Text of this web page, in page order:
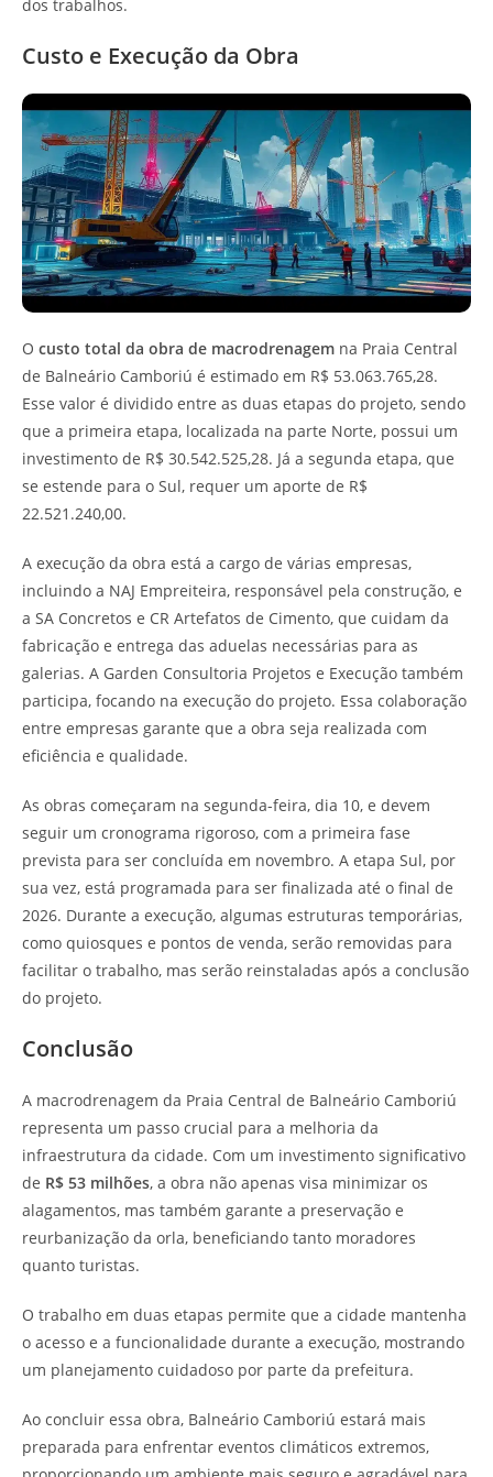
dos trabalhos.
Custo e Execução da Obra
O custo total da obra de macrodrenagem na Praia Central
de Balneário Camboriú é estimado em R$ 53.063.765,28.
Esse valor é dividido entre as duas etapas do projeto, sendo
que a primeira etapa, localizada na parte Norte, possui um
investimento de R$ 30.542.525,28. Já a segunda etapa, que
se estende para o Sul, requer um aporte de R$
22.521.240,00.
A execução da obra está a cargo de várias empresas,
incluindo a NAJ Empreiteira, responsável pela construção, e
a SA Concretos e CR Artefatos de Cimento, que cuidam da
fabricação e entrega das aduelas necessárias para as
galerias. A Garden Consultoria Projetos e Execução também
participa, focando na execução do projeto. Essa colaboração
entre empresas garante que a obra seja realizada com
eficiência e qualidade.
As obras começaram na segunda-feira, dia 10, e devem
seguir um cronograma rigoroso, com a primeira fase
prevista para ser concluída em novembro. A etapa Sul, por
sua vez, está programada para ser finalizada até o final de
2026. Durante a execução, algumas estruturas temporárias,
como quiosques e pontos de venda, serão removidas para
facilitar o trabalho, mas serão reinstaladas após a conclusão
do projeto.
Conclusão
A macrodrenagem da Praia Central de Balneário Camboriú
representa um passo crucial para a melhoria da
infraestrutura da cidade. Com um investimento significativo
de R$ 53 milhões, a obra não apenas visa minimizar os
alagamentos, mas também garante a preservação e
reurbanização da orla, beneficiando tanto moradores
quanto turistas.
O trabalho em duas etapas permite que a cidade mantenha
o acesso e a funcionalidade durante a execução, mostrando
um planejamento cuidadoso por parte da prefeitura.
Ao concluir essa obra, Balneário Camboriú estará mais
preparada para enfrentar eventos climáticos extremos,